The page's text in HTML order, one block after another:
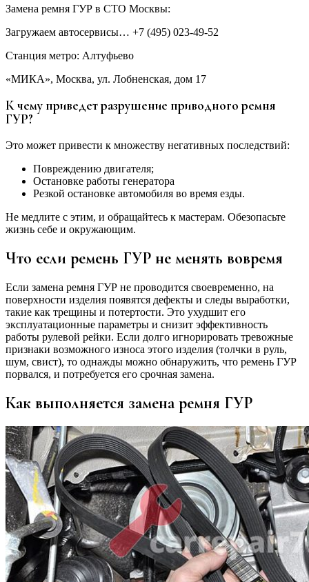
Замена ремня ГУР в СТО Москвы:
Загружаем автосервисы… +7 (495) 023-49-52
Станция метро: Алтуфьево
«МИКА», Москва, ул. Лобненская, дом 17
К чему приведет разрушение приводного ремня
ГУР?
Это может привести к множеству негативных последствий:
Повреждению двигателя;
Остановке работы генератора
Резкой остановке автомобиля во время езды.
Не медлите с этим, и обращайтесь к мастерам. Обезопасьте
жизнь себе и окружающим.
Что если ремень ГУР не менять вовремя
Если замена ремня ГУР не проводится своевременно, на
поверхности изделия появятся дефекты и следы выработки,
такие как трещины и потертости. Это ухудшит его
эксплуатационные параметры и снизит эффективность
работы рулевой рейки. Если долго игнорировать тревожные
признаки возможного износа этого изделия (толчки в руль,
шум, свист), то однажды можно обнаружить, что ремень ГУР
порвался, и потребуется его срочная замена.
Как выполняется замена ремня ГУР